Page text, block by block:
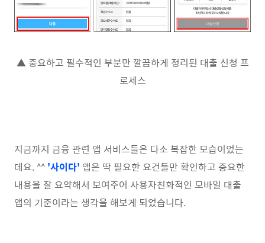
▲ 중요하고 필수적인 부분만 깔끔하게 정리된 대출 신청 프
로세스
지금까지 금융 관련 앱 서비스들은 다소 복잡한 모습이었는
데요. ^^ '사이다' 앱은 딱 필요한 요건들만 확인하고 중요한
내용을 잘 요약해서 보여주어 사용자친화적인 모바일 대출
앱의 기준이라는 생각을 해보게 되었습니다.